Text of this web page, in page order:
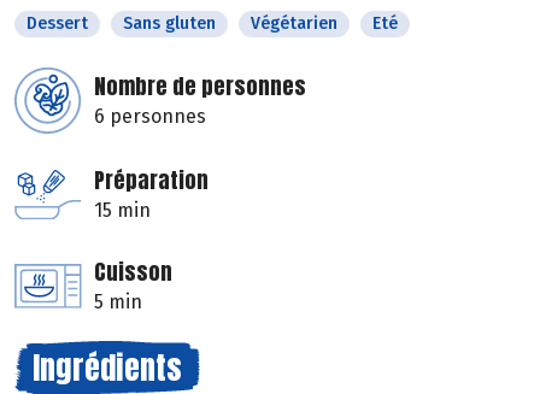
Dessert Sans gluten Végétarien Eté
Nombre de personnes
6 personnes
Préparation
15 min
Cuisson
5 min
Ingrédients